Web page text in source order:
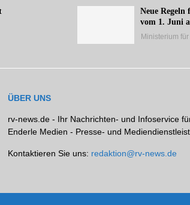
Neue
vom 1. Juni
Ministerium
ÜBER UNS
rv-news.de - Ihr Nachrichten- und Infoservice
Enderle Medien - Presse- und
Kontaktieren Sie uns: redaktion@rv-news.de